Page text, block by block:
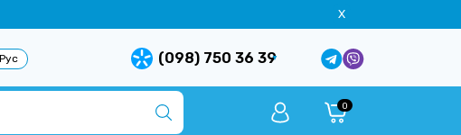
X
Рус (098) 750 36 39
0